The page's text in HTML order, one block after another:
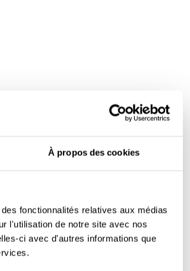
À propos des cookies
fonctionnalités relatives aux médias
l'utilisation de notre site avec nos
ci avec d'autres informations que